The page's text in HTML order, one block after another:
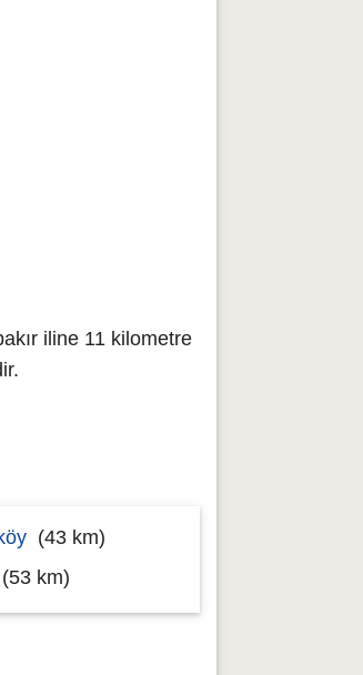
iline 11 kilometre
(43 km)
(53 km)